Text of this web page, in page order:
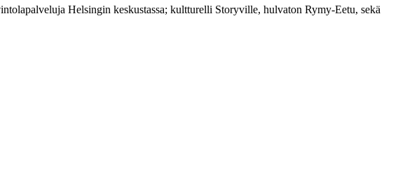
Helsingin keskustassa; kultturelli Storyville, hulvaton Rymy-Eetu, sekä